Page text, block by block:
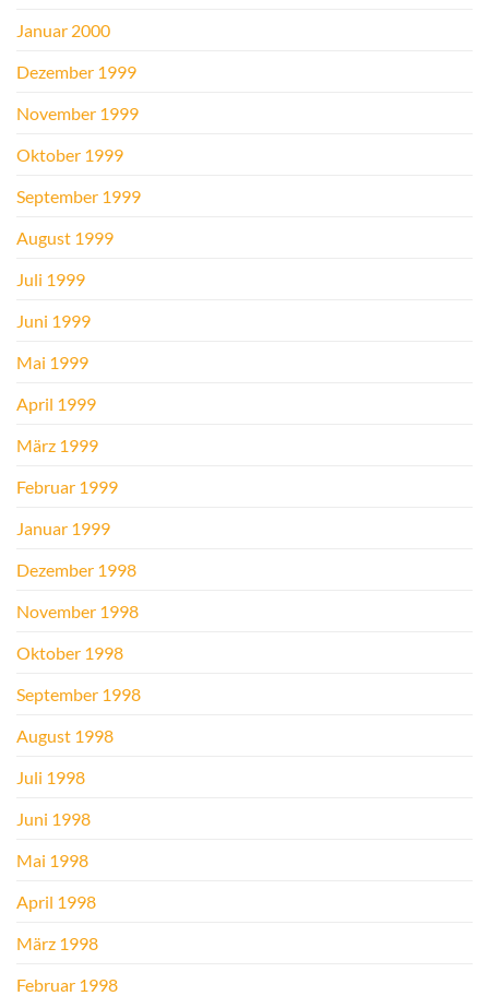
Januar 2000
Dezember 1999
November 1999
Oktober 1999
September 1999
August 1999
Juli 1999
Juni 1999
Mai 1999
April 1999
März 1999
Februar 1999
Januar 1999
Dezember 1998
November 1998
Oktober 1998
September 1998
August 1998
Juli 1998
Juni 1998
Mai 1998
April 1998
März 1998
Februar 1998